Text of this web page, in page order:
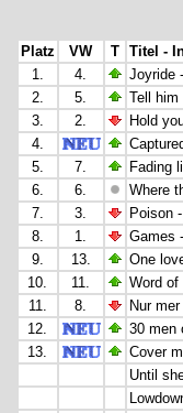
Platz VW T
Titel -
1.
4.
Joyride
2.
5.
Tell him
3.
2.
Hold
4.
5.
7.
Fading
6.
6.
Where
7.
3.
Poison
8.
1.
Games
9.
13.
One
10.
11.
Word
11.
8.
Nur
12.
30 men
13.
Cover
Until